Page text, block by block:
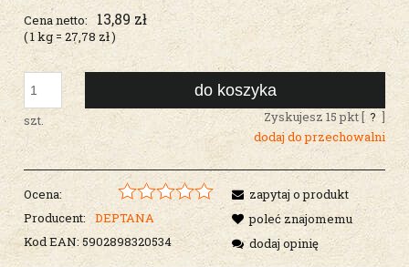
Cena netto:
13,89 zł
( 1kg = 27,78 zł)
szt.
do koszyka
Zyskujesz 15pkt [ ? ]
dodaj do przechowalni
Ocena:
Producent:
DEPTANA
Kod EAN: 5902898320534
zapytaj o produkt
poleć znajomemu
dodaj opinię